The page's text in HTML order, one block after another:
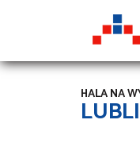
HALA NA